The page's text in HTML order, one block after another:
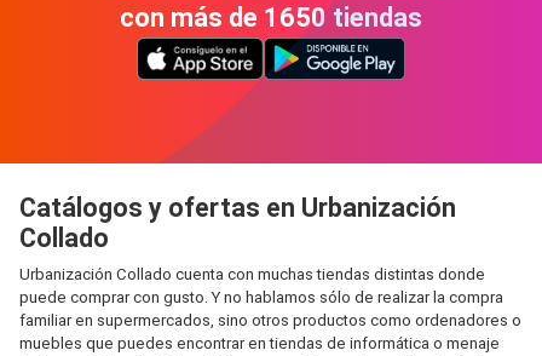
con más de 1650 tiendas
Catálogos y ofertas en Urbanización
Collado
Urbanización Collado cuenta con muchas tiendas distintas donde
puede comprar con gusto. Y no hablamos sólo de realizar la compra
familiar en supermercados, sino otros productos como ordenadores o
muebles que puedes encontrar en tiendas de informática o menaje